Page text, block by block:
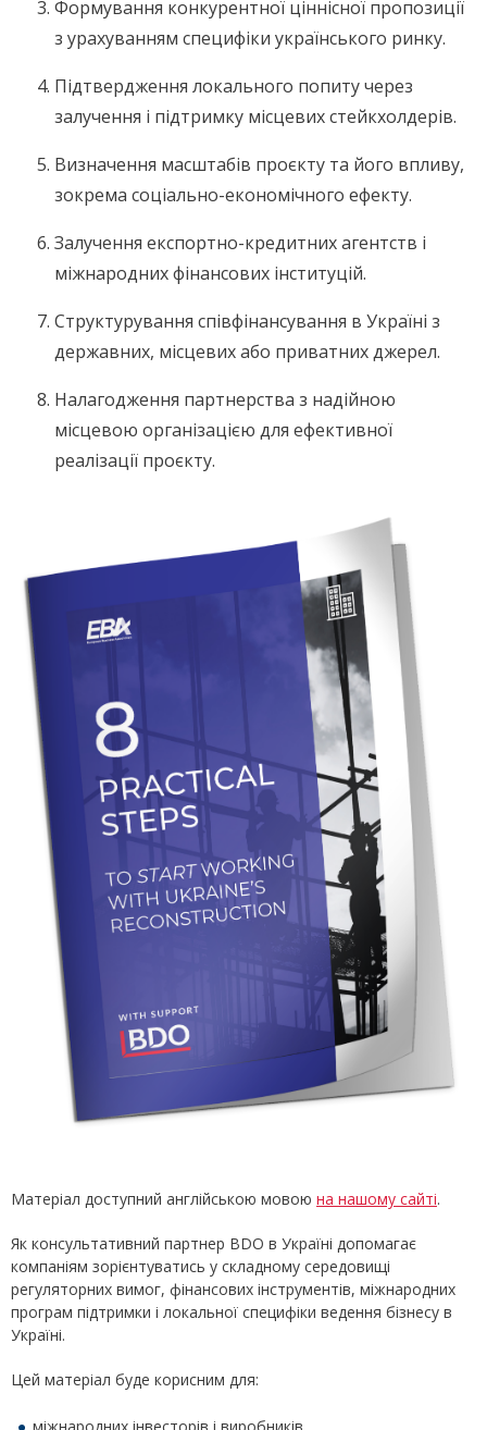
Формування конкурентної ціннісної пропозиції
з урахуванням специфіки українського ринку.
Підтвердження локального попиту через
залучення і підтримку місцевих стейкхолдерів.
Визначення масштабів проєкту та його впливу,
зокрема соціально-економічного ефекту.
Залучення експортно-кредитних агентств і
міжнародних фінансових інституцій.
Структурування співфінансування в Україні з
державних, місцевих або приватних джерел.
Налагодження партнерства з надійною
місцевою організацією для ефективної
реалізації проєкту.
Матеріал доступний англійською мовою на нашому сайті.
Як консультативний партнер BDO в Україні допомагає
компаніям зорієнтуватись у складному середовищі
регуляторних вимог, фінансових інструментів, міжнародних
програм підтримки і локальної специфіки ведення бізнесу в
Україні.
Цей матеріал буде корисним для: